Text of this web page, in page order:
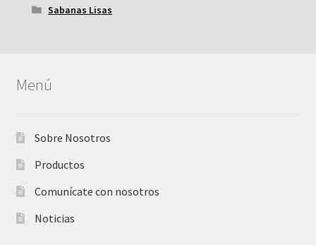
Sabanas Lisas
Menú
Sobre Nosotros
Productos
Comunícate con nosotros
Noticias